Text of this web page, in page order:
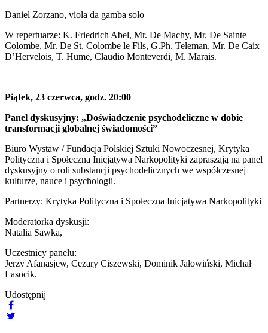
Daniel Zorzano, viola da gamba solo
W repertuarze: K. Friedrich Abel, Mr. De Machy, Mr. De Sainte
Colombe, Mr. De St. Colombe le Fils, G.Ph. Teleman, Mr. De Caix
D’Hervelois, T. Hume, Claudio Monteverdi, M. Marais.
Piątek, 23 czerwca, godz. 20:00
Panel dyskusyjny: „Doświadczenie psychodeliczne w dobie
transformacji globalnej świadomości”
Biuro Wystaw / Fundacja Polskiej Sztuki Nowoczesnej, Krytyka
Polityczna i Społeczna Inicjatywa Narkopolityki zapraszają na panel
dyskusyjny o roli substancji psychodelicznych we współczesnej
kulturze, nauce i psychologii.
Partnerzy: Krytyka Polityczna i Społeczna Inicjatywa Narkopolityki
Moderatorka dyskusji:
Natalia Sawka,
Uczestnicy panelu:
Jerzy Afanasjew, Cezary Ciszewski, Dominik Jałowiński, Michał
Lasocik.
Udostępnij